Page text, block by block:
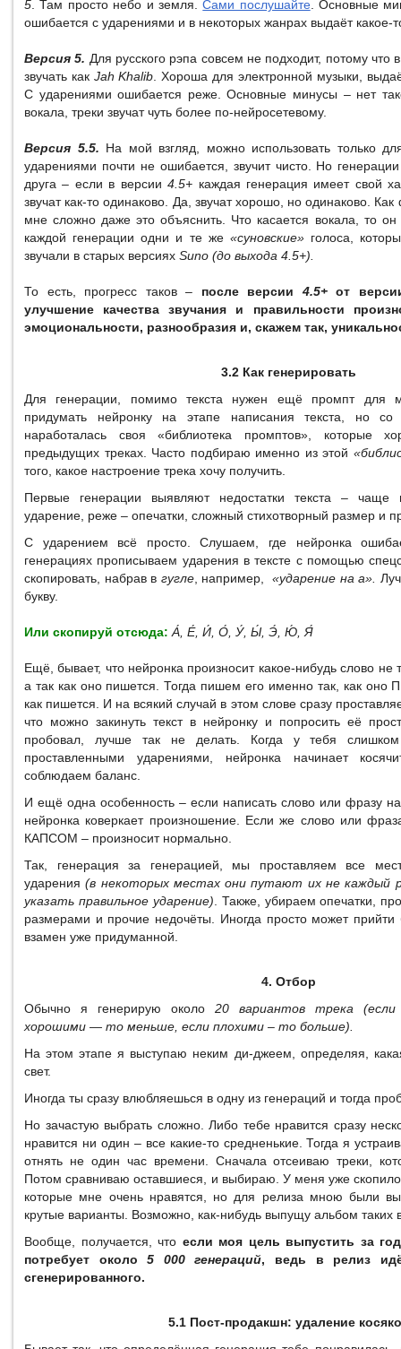
5. Там просто небо и земля.Сами послушайте. Основные
ошибается с ударениями и в некоторых жанрах выдаёт какое-
Версия 5. Для русского рэпа совсем не подходит, потому что
звучать как Jah Khalib. Хороша для электронной музыки,
С ударениями ошибается реже. Основные минусы – нет
вокала, треки звучат чуть более по-нейросетевому.
Версия 5.5. На мой взгляд, можно использовать только
ударениями почти не ошибается, звучит чисто. Но
друга – если в версии4.5+ каждая генерация имеет свой
звучат как-то одинаково. Да, звучат хорошо, но одинаково.
мне сложно даже это объяснить. Что касается вокала, то
каждой генерации одни и те же «суновские»голоса,
звучали в старых версиях Suno (до выхода 4.5+).
То есть, прогресс таков – после версии 4.5+от
улучшение качества звучания и правильности
эмоциональности, разнообразия и, скажем так,
3.2 Как генерировать
Для генерации, помимо текста нужен ещё промпт для
придумать нейронку на этапе написания текста, но
наработалась своя «библиотека промптов», которые
предыдущих треках. Часто подбираю именно из этой
того, какое настроение трека хочу получить.
Первые генерации выявляют недостатки текста – чаще
ударение, реже – опечатки, сложный стихотворный размер и
С ударением всё просто. Слушаем, где нейронка
генерациях прописываем ударения в тексте с помощью
скопировать, набрав в гугле, например,«ударение на а».
букву.
Или скопируй отсюда: А́, Е́, И́, О́, У́, Ы́, Э́, Ю́, Я́
Ещё, бывает, что нейронка произносит какое-нибудь слово не
а так как оно пишется. Тогда пишем его именно так, как
как пишется. И на всякий случай в этом слове сразу
что можно закинуть текст в нейронку и попросить её
пробовал, лучше так не делать. Когда у тебя
проставленными ударениями, нейронка начинает
соблюдаем баланс.
И ещё одна особенность – если написать слово или фразу
нейронка коверкает произношение. Если же слово или
КАПСОМ – произносит нормально.
Так, генерация за генерацией, мы проставляем все
ударения(в некоторых местах они путают их не каждый
указать правильное ударение). Также, убираем опечатки,
размерами и прочие недочёты. Иногда просто может прийти
взамен уже придуманной.
4. Отбор
Обычно я генерирую около 20 вариантов трека (если
хорошими — то меньше, если плохими – то больше).
На этом этапе я выступаю неким ди-джеем, определяя,
свет.
Иногда ты сразу влюбляешься в одну из генераций и тогда
Но зачастую выбрать сложно. Либо тебе нравится сразу
нравится ни один – все какие-то средненькие. Тогда я
отнять не один час времени. Сначала отсеиваю треки,
Потом сравниваю оставшиеся, и выбираю. У меня уже
которые мне очень нравятся, но для релиза мною были
крутые варианты. Возможно, как-нибудь выпущу альбом таких
Вообще, получается, что если моя цель выпустить за
потребует около5 000 генераций, ведь в релиз
сгенерированного.
5.1 Пост-продакшн: удаление